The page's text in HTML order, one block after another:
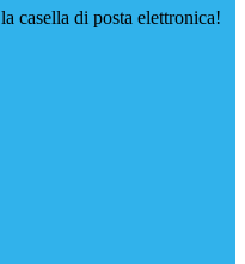
casella di posta elettronica!